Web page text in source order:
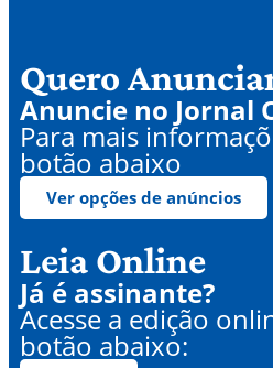
Quero
Anuncie no Jornal
Para mais
botão abaixo
Ver opções de anúncios
Leia Online
Já é assinante?
Acesse a edição
botão abaixo: